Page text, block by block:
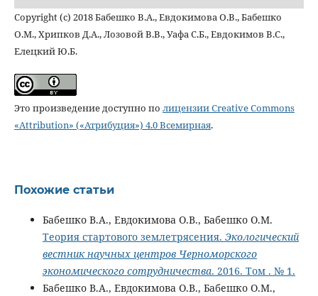
Copyright (c) 2018 Бабешко В.А., Евдокимова О.В., Бабешко
О.М., Хрипков Д.А., Лозовой В.В., Уафа С.Б., Евдокимов В.С.,
Елецкий Ю.Б.
Это произведение доступно по лицензии Creative Commons
«Attribution» («Атрибуция») 4.0 Всемирная.
Похожие статьи
Бабешко В.А., Евдокимова О.В., Бабешко О.М.
Теория стартового землетрясения. Экологический
вестник научных центров Черноморского
экономического сотрудничества. 2016. Том . № 1.
Бабешко В.А., Евдокимова О.В., Бабешко О.М.,